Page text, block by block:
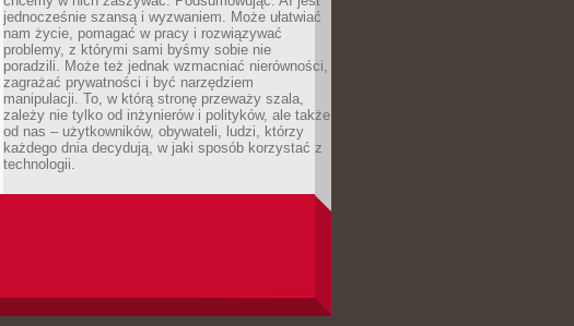
jednocześnie szansą i wyzwaniem. Może ułatwiać
nam życie, pomagać w pracy i rozwiązywać
problemy, z którymi sami byśmy sobie nie
poradzili. Może też jednak wzmacniać nierówności,
zagrażać prywatności i być narzędziem
manipulacji. To, w którą stronę przeważy szala,
zależy nie tylko od inżynierów i polityków, ale także
od nas – użytkowników, obywateli, ludzi, którzy
każdego dnia decydują, w jaki sposób korzystać z
technologii.